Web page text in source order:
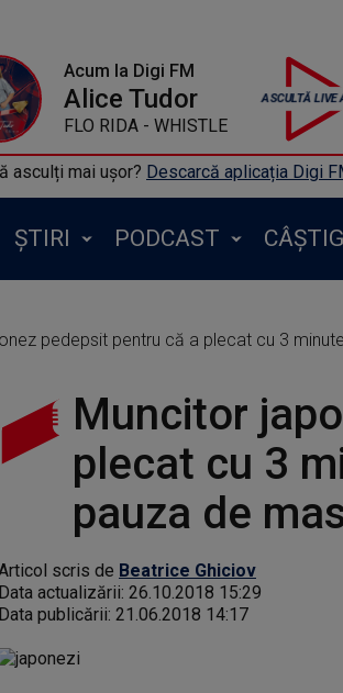
Acum la Digi FM
Alice Tudor
FLO RIDA - WHISTLE
asculți mai ușor? Descarcă aplicația Digi
ȘTIRI PODCAST
pedepsit pentru că a plecat cu 3
Muncitor
plecat cu 3
pauza de
scris de Beatrice Ghiciov
Data actualizării: 26.10.2018 15:29
Data publicării: 21.06.2018 14:17